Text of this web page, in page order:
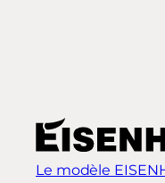
Le modèle